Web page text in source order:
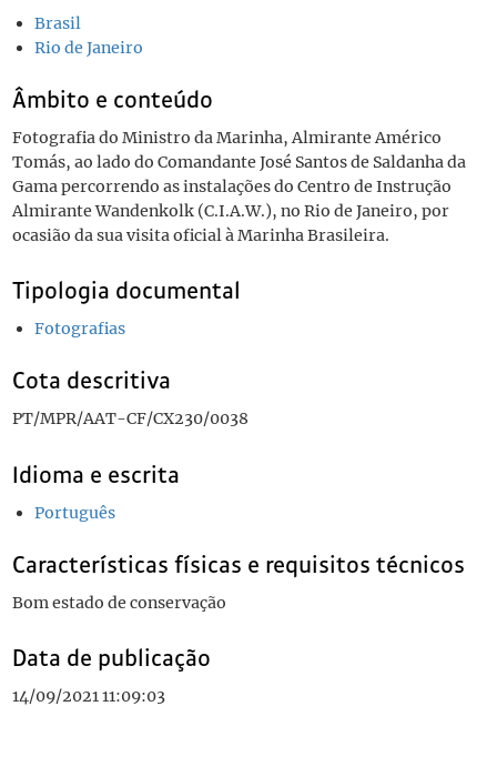
Brasil
Rio de Janeiro
Âmbito e conteúdo
Fotografia do Ministro da Marinha, Almirante Américo
Tomás, ao lado do Comandante José Santos de Saldanha da
Gama percorrendo as instalações do Centro de Instrução
Almirante Wandenkolk (C.I.A.W.), no Rio de Janeiro, por
ocasião da sua visita oficial à Marinha Brasileira.
Tipologia documental
Fotografias
Cota descritiva
PT/MPR/AAT-CF/CX230/0038
Idioma e escrita
Português
Características físicas e requisitos técnicos
Bom estado de conservação
Data de publicação
14/09/2021 11:09:03